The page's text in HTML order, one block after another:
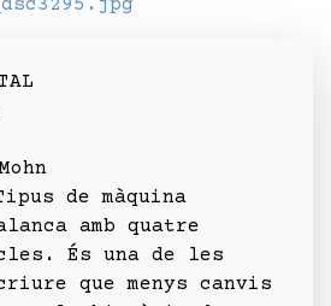
de màquina
amb quatre
És una de les
que menys canvis